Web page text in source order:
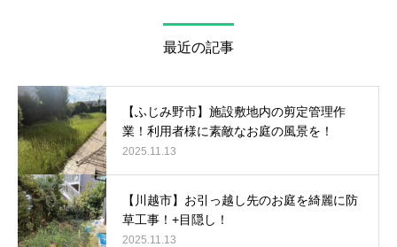
最近の記事
【ふじみ野市】施設敷地内の剪定管理作
業！利用者様に素敵なお庭の風景を！
2025.11.13
【川越市】お引っ越し先のお庭を綺麗に防
草工事！+目隠し！
2025.11.13